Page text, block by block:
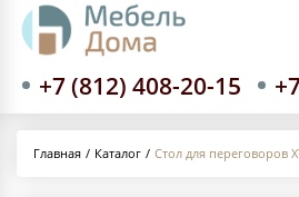
+7 (812) 408-20-15
Главная Каталог Стол для переговоров